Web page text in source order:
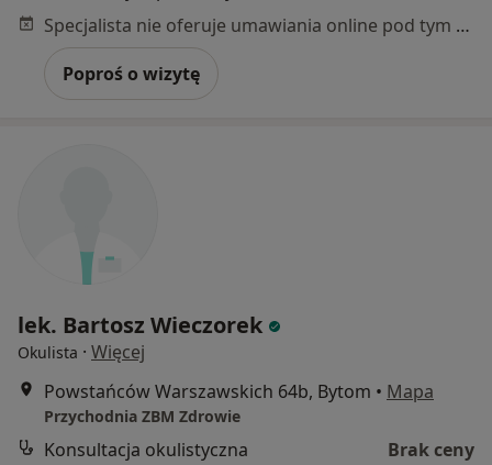
Specjalista nie oferuje umawiania online pod tym adresem.
Poproś o wizytę
lek. Bartosz Wieczorek
Okulista · Więcej
Powstańców Warszawskich 64b, Bytom • Mapa
Przychodnia ZBM Zdrowie
Konsultacja okulistyczna
Brak ceny